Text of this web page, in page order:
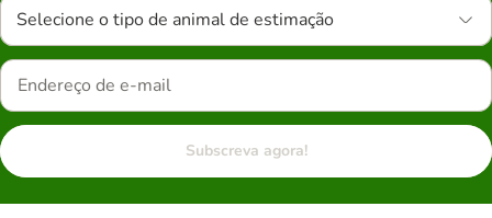
Selecione o tipo de animal de estimação
Subscreva agora!